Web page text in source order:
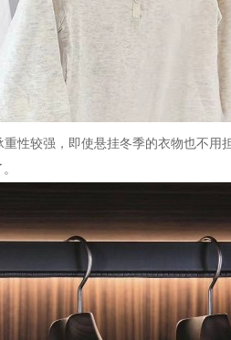
性较强，即使悬挂冬季的衣物也不用